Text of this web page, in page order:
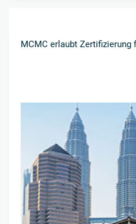
MCMC erlaubt Zertifizierung